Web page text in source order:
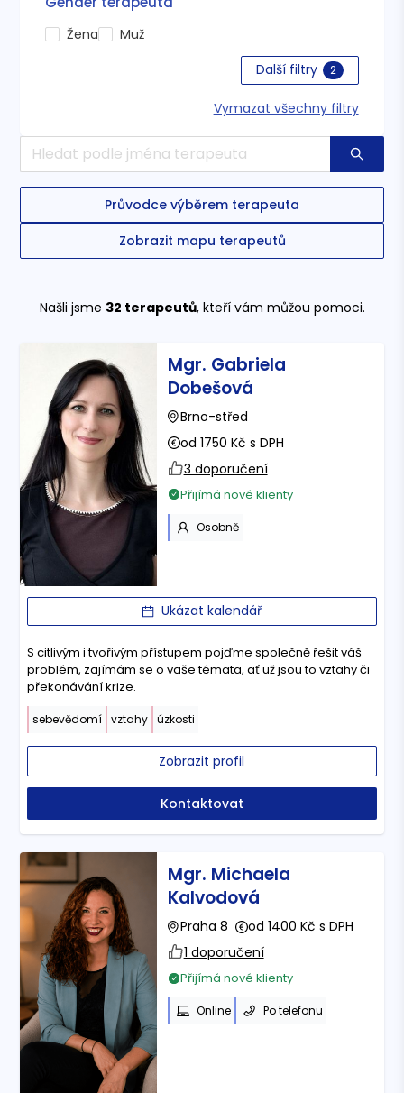
Průvodce výběrem terapeuta
Zobrazit mapu terapeutů
Žena
Muž
Další filtry
2
Vymazat všechny filtry
Našli jsme 32 terapeutů, kteří vám můžou pomoci.
Mgr. Gabriela
Dobešová
Brno-střed
od 1750 Kč s DPH
3 doporučení
Přijímá nové klienty
Osobně
Ukázat kalendář
S citlivým i tvořivým přístupem pojďme společně řešit váš
problém, zajímám se o vaše témata, ať už jsou to vztahy či
překonávání krize.
sebevědomí vztahy úzkosti
Zobrazit profil
Kontaktovat
Mgr. Michaela
Kalvodová
Praha 8
od 1400 Kč s DPH
1 doporučení
Přijímá nové klienty
Online Po telefonu